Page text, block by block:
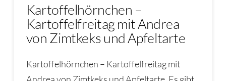
Kartoffelhörnchen –
Kartoffelfreitag mit Andrea
von Zimtkeks und Apfeltarte
Kartoffelhörnchen – Kartoffelfreitag mit